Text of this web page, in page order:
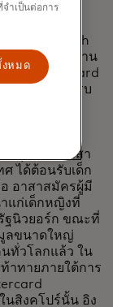
ตั้ง Girls4Tech
(ด้าน
อง Mastercard
เฉลิมฉลองครบ
นระฆังเปิด
เมษายน
ตุลาคม อาสา
ศ ได้ต้อนรับเด็ก
อาสาสมัครผู้มี
แก่เด็กหญิงที่
ฐนิวยอร์ก ขณะที่
ลขนาดใหญ่
นทั่วโลกแล้ว ใน
าทายภายใต้การ
นสิงคโปร์นั้น อิง
ำเป็นต่อการ
งหมด